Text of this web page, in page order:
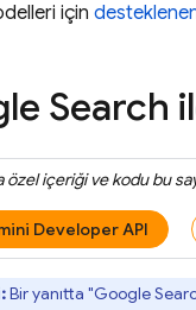
için
Search
özel içeriği ve kodu bu
Developer API
Bir yanıtta "Google